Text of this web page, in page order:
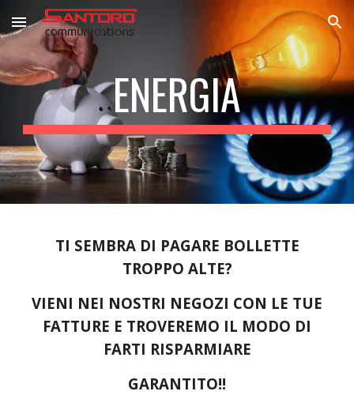
Skip to main content Skip to navigation
ENERGIA
TI SEMBRA DI PAGARE BOLLETTE
TROPPO ALTE?
VIENI NEI NOSTRI NEGOZI CON LE TUE
FATTURE E TROVEREMO IL MODO DI
FARTI RISPARMIARE
GARANTITO!!